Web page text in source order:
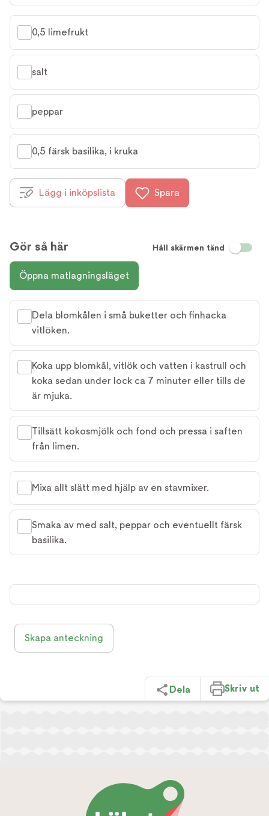
0,5 limefrukt
salt
peppar
0,5 färsk basilika, i kruka
Lägg i inköpslista Spara
Gör så här Håll skärmen tänd
Öppna matlagningsläget
Dela blomkålen i små buketter och finhacka
vitlöken.
Koka upp blomkål, vitlök och vatten i kastrull och
koka sedan under lock ca 7 minuter eller tills de
är mjuka.
Tillsätt kokosmjölk och fond och pressa i saften
från limen.
Mixa allt slätt med hjälp av en stavmixer.
Smaka av med salt, peppar och eventuellt färsk
basilika.
Skapa anteckning
Dela Skriv ut